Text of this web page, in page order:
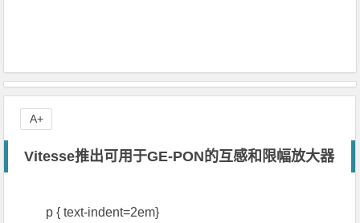
Vitesse推出可用于GE-PON的互感和限幅放大器
p { text-indent=2em}
A+